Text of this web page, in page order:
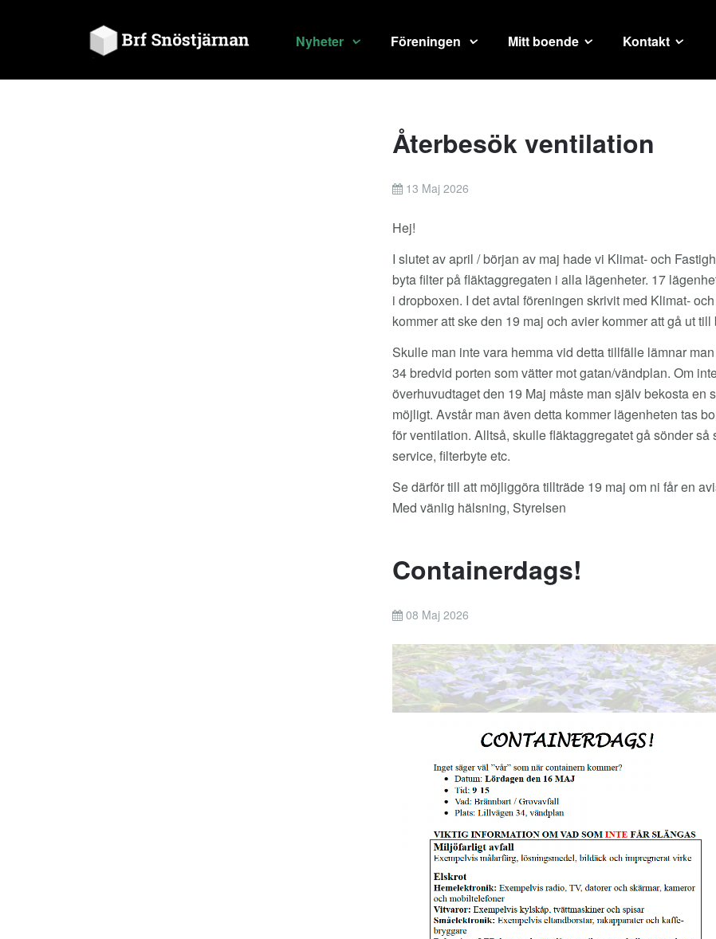
Nyheter Föreningen Mitt boende Kontakt
Återbesök ventilation
13 Maj 2026
Hej!
I slutet av april / början av maj hade vi Klimat- och
byta filter på fläktaggregaten i alla lägenheter. 17
i dropboxen. I det avtal föreningen skrivit med Klimat-
kommer att ske den 19 maj och avier kommer att gå ut
Skulle man inte vara hemma vid detta tillfälle lämnar
34 bredvid porten som vätter mot gatan/vändplan. Om
överhuvudtaget den 19 Maj måste man själv bekosta en
möjligt. Avstår man även detta kommer lägenheten tas
för ventilation. Alltså, skulle fläktaggregatet gå sönder
service, filterbyte etc.
Se därför till att möjliggöra tillträde 19 maj om ni får en
Med vänlig hälsning, Styrelsen
Containerdags!
08 Maj 2026